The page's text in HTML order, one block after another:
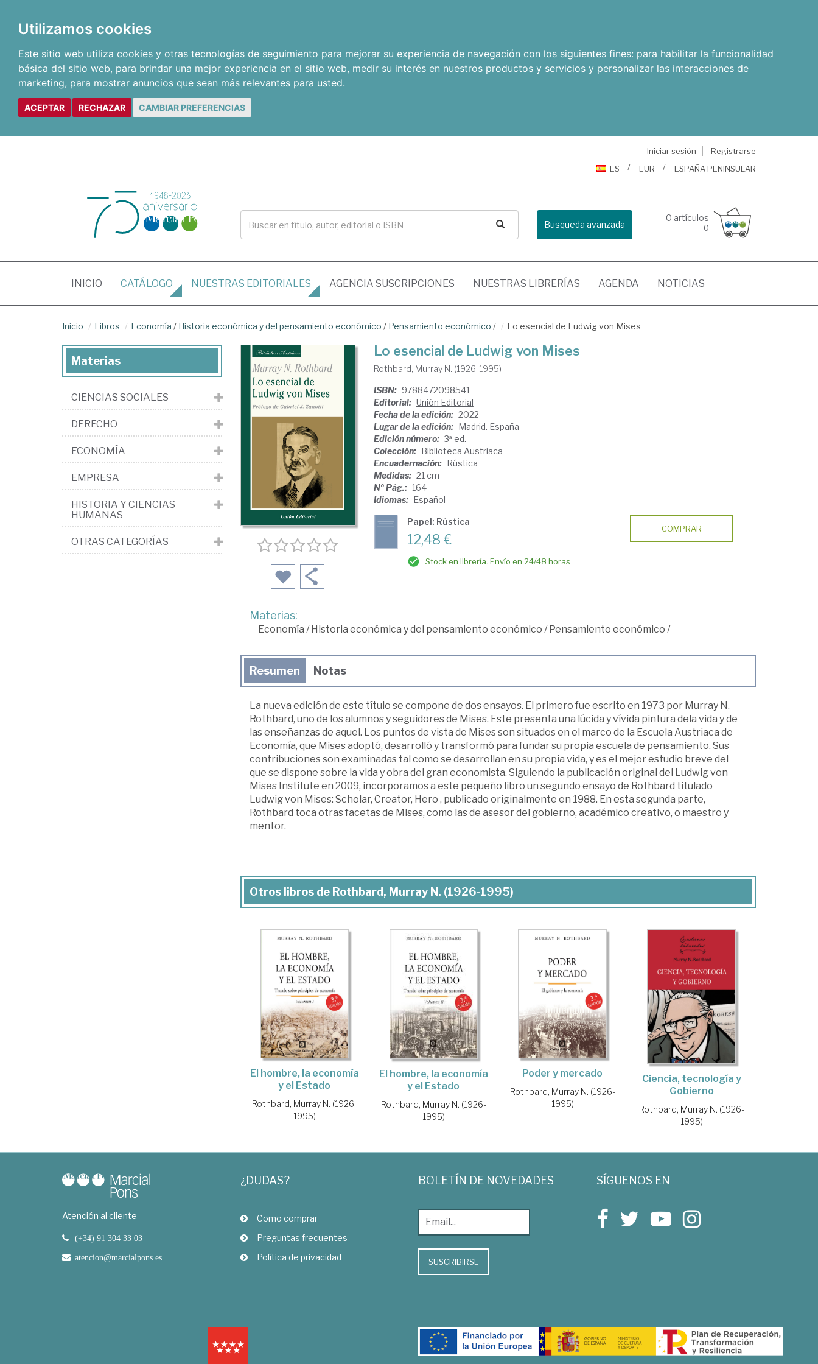
Utilizamos cookies
Este sitio web utiliza cookies y otras tecnologías de seguimiento para mejorar su experiencia de navegación con los siguientes fines: para habilitar la funcionalidad
básica del sitio web, para brindar una mejor experiencia en el sitio web, medir su interés en nuestros productos y servicios y personalizar las interacciones de
marketing, para mostrar anuncios que sean más relevantes para usted.
ACEPTAR RECHAZAR CAMBIAR PREFERENCIAS
Iniciar sesión
Registrarse
ES
EUR ESPAÑA PENINSULAR
Busqueda avanzada
0 artículos
0
INICIO (CURRENT)
CATÁLOGO NUESTRAS EDITORIALES AGENCIA SUSCRIPCIONES NUESTRAS LIBRERÍAS AGENDA NOTICIAS
Inicio Libros Economía / Historia económica y del pensamiento económico / Pensamiento económico / Lo esencial de Ludwig von Mises
Lo esencial de Ludwig von Mises
Rothbard, Murray N. (1926-1995)
ISBN: 9788472098541
Editorial: Unión Editorial
Fecha de la edición: 2022
Lugar de la edición: Madrid. España
Edición número: 3ª ed.
Colección: Biblioteca Austriaca
Encuadernación: Rústica
Medidas: 21 cm
Nº Pág.: 164
Idiomas: Español
Papel: Rústica
12,48 €
Stock en librería. Envío en 24/48 horas
COMPRAR
Materias:
Economía /Historia económica y del pensamiento económico /Pensamiento económico /
Resumen Notas
La nueva edición de este título se compone de dos ensayos. El primero fue escrito en 1973 por Murray N.
Rothbard, uno de los alumnos y seguidores de Mises. Este presenta una lúcida y vívida pintura dela vida y de
las enseñanzas de aquel. Los puntos de vista de Mises son situados en el marco de la Escuela Austriaca de
Economía, que Mises adoptó, desarrolló y transformó para fundar su propia escuela de pensamiento. Sus
contribuciones son examinadas tal como se desarrollan en su propia vida, y es el mejor estudio breve del
que se dispone sobre la vida y obra del gran economista. Siguiendo la publicación original del Ludwig von
Mises Institute en 2009, incorporamos a este pequeño libro un segundo ensayo de Rothbard titulado
Ludwig von Mises: Scholar, Creator, Hero , publicado originalmente en 1988. En esta segunda parte,
Rothbard toca otras facetas de Mises, como las de asesor del gobierno, académico creativo, o maestro y
mentor.
Otros libros de Rothbard, Murray N. (1926-1995)
El hombre, la economía
y el Estado
Rothbard, Murray N. (1926-
1995)
El hombre, la economía
y el Estado
Rothbard, Murray N. (1926-
1995)
Poder y mercado
Rothbard, Murray N. (1926-
1995)
Ciencia, tecnología y
Gobierno
Rothbard, Murray N. (1926-
1995)
Materias
CIENCIAS SOCIALES
DERECHO
ECONOMÍA
EMPRESA
HISTORIA Y CIENCIAS
HUMANAS
OTRAS CATEGORÍAS
Atención al cliente
(+34) 91 304 33 03
atencion@marcialpons.es
¿DUDAS?
Como comprar
Preguntas frecuentes
Política de privacidad
BOLETÍN DE NOVEDADES
SUSCRIBIRSE
SÍGUENOS EN